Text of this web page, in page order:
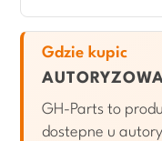
Gdzie kupic
GH-Parts to
dostepne u